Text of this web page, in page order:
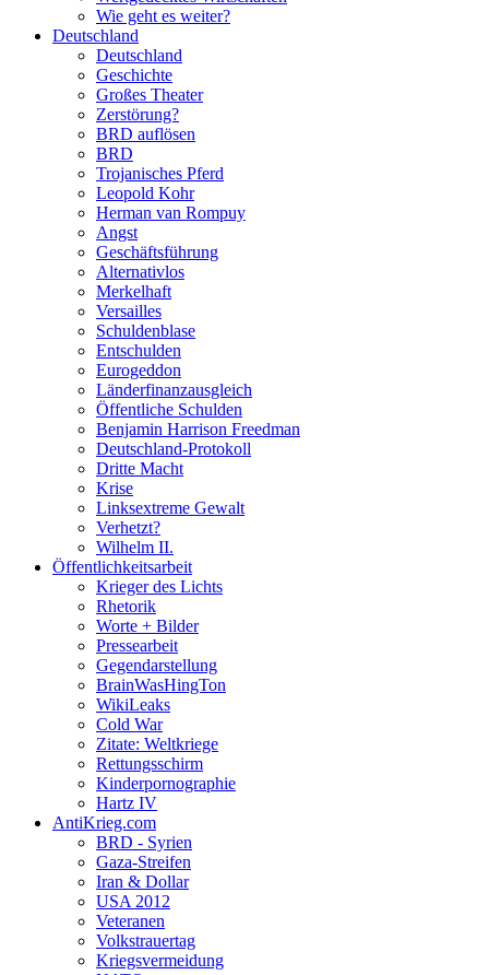
Wie geht es weiter?
Deutschland
Deutschland
Geschichte
Großes Theater
Zerstörung?
BRD auflösen
BRD
Trojanisches Pferd
Leopold Kohr
Herman van Rompuy
Angst
Geschäftsführung
Alternativlos
Merkelhaft
Versailles
Schuldenblase
Entschulden
Eurogeddon
Länderfinanzausgleich
Öffentliche Schulden
Benjamin Harrison Freedman
Deutschland-Protokoll
Dritte Macht
Krise
Linksextreme Gewalt
Verhetzt?
Wilhelm II.
Öffentlichkeitsarbeit
Krieger des Lichts
Rhetorik
Worte + Bilder
Pressearbeit
Gegendarstellung
BrainWasHingTon
WikiLeaks
Cold War
Zitate: Weltkriege
Rettungsschirm
Kinderpornographie
Hartz IV
AntiKrieg.com
BRD - Syrien
Gaza-Streifen
Iran & Dollar
USA 2012
Veteranen
Volkstrauertag
Kriegsvermeidung